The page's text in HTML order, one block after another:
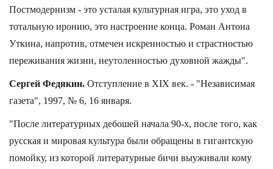
Постмодернизм - это усталая культурная игра, это уход в
тотальную иронию, это настроение конца. Роман Антона
Уткина, напротив, отмечен искренностью и страстностью
переживания жизни, неутоленностью духовной жажды".
Сергей Федякин. Отступление в ХIХ век. - "Независимая
газета", 1997, № 6, 16 января.
"После литературных дебошей начала 90-х, после того, как
русская и мировая культура были обращены в гигантскую
помойку, из которой литературные бичи выуживали кому